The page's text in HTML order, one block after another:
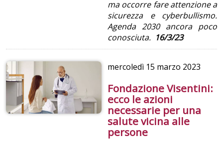
ma occorre fare attenzione a
sicurezza e cyberbullismo.
Agenda 2030 ancora poco
conosciuta. 16/3/23
mercoledì 15 marzo 2023
Fondazione Visentini:
ecco le azioni
necessarie per una
salute vicina alle
persone